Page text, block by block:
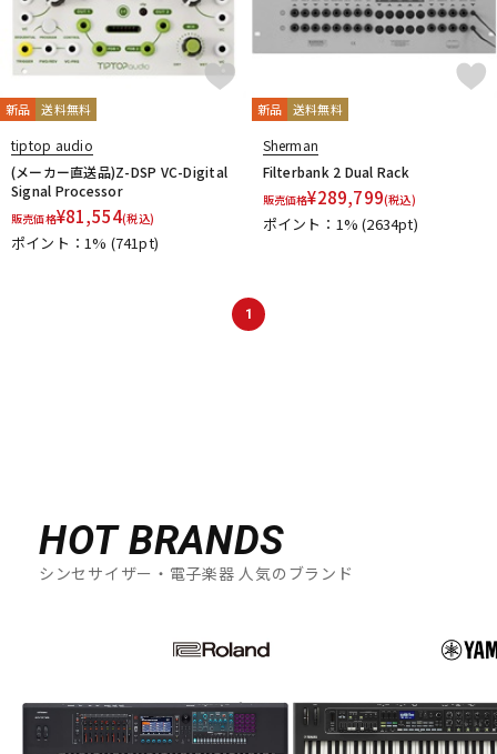
新品 送料無料
tiptop audio
(メーカー直送品)Z-DSP VC-Digital
Signal Processor
販売価格¥81,554(税込)
ポイント：1% (741pt)
新品 送料無料
Sherman
Filterbank 2 Dual Rack
販売価格¥289,799(税込)
ポイント：1%(2634pt)
1
HOT BRANDS
シンセサイザー・電子楽器 人気のブランド